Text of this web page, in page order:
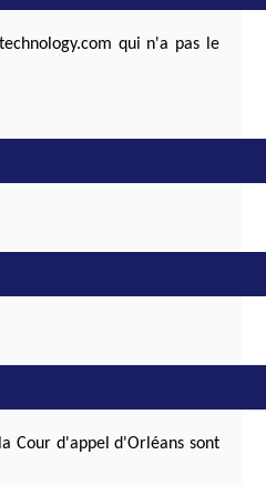
qui n'a pas le
Cour d'appel d'Orléans sont